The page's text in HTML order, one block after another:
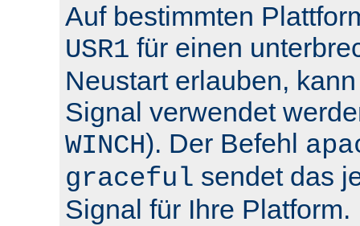
Auf bestimmten
USR1 für einen
Neustart erlauben,
Signal verwendet
WINCH). Der Befehl
graceful sendet das
Signal für Ihre Platform.